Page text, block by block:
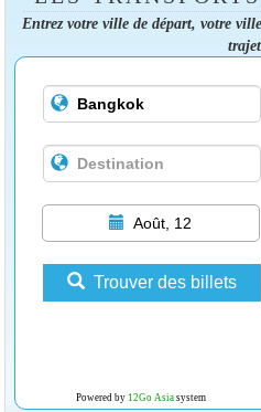
Entrez votre ville de départ, votre
Août, 12
Trouver des billets
Powered by 12Go Asiasystem